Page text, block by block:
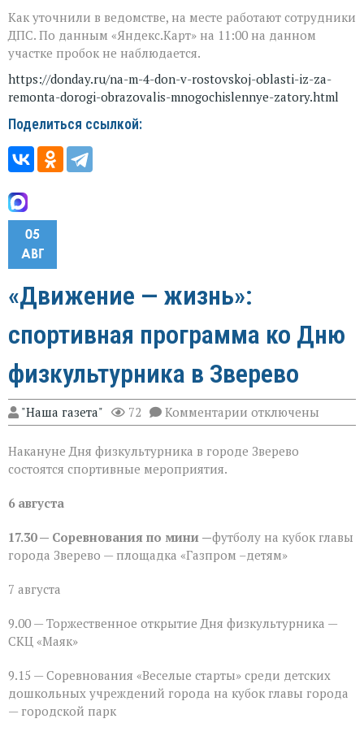
Как уточнили в ведомстве, на месте работают сотрудники
ДПС. По данным «Яндекс.Карт» на 11:00 на данном
участке пробок не наблюдается.
https://donday.ru/na-m-4-don-v-rostovskoj-oblasti-iz-za-
remonta-dorogi-obrazovalis-mnogochislennye-zatory.html
Поделиться ссылкой:
05
АВГ
«Движение — жизнь»:
спортивная программа ко Дню
физкультурника в Зверево
"Наша газета" 72 Комментарии к
записи
спортивная
Зверево
отключены
Накануне Дня физкультурника в городе Зверево
состоятся спортивные мероприятия.
6 августа
17.30 — Соревнования по мини —футболу на кубок главы
города Зверево — площадка «Газпром –детям»
7 августа
9.00 — Торжественное открытие Дня физкультурника —
СКЦ «Маяк»
9.15 — Соревнования «Веселые старты» среди детских
дошкольных учреждений города на кубок главы города
— городской парк